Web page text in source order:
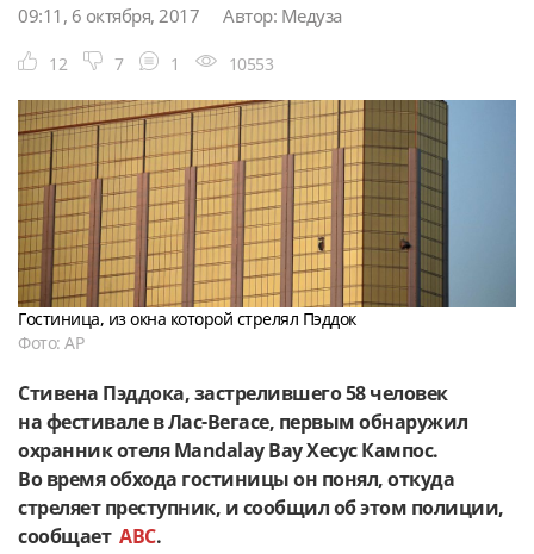
09:11, 6 октября, 2017 Автор: Медуза
12 7 1 10553
Гостиница, из окна которой стрелял Пэддок
Фото: АР
Стивена Пэддока, застрелившего 58 человек
на фестивале в Лас-Вегасе, первым обнаружил
охранник отеля Mandalay Bay Хесус Кампос.
Во время обхода гостиницы он понял, откуда
стреляет преступник, и сообщил об этом полиции,
сообщает АВС.